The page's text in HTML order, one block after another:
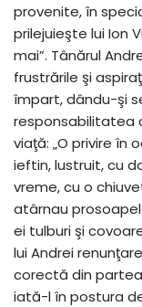
provenite, în
prilejuieşte lui Ion
mai”. Tânărul
frustrările şi
împart, dându-şi
responsabilitatea
viaţă: „O privire în
ieftin, lustruit, cu
vreme, cu o
atârnau
ei tulburi şi
lui Andrei
corectă din
iată-l în postura